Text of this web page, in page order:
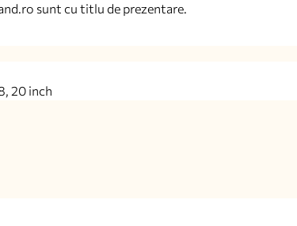
sunt cu titlu de prezentare.
20 inch